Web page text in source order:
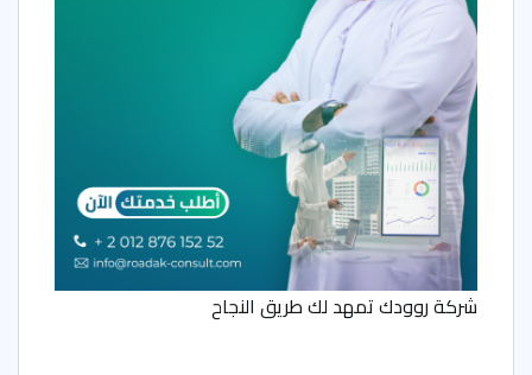
شركة روودك تمهد لك طريق النجاح